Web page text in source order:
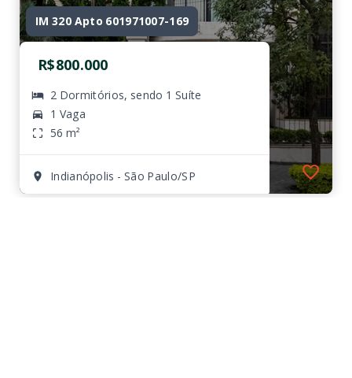
IM 320 Apto 601971007-169
R$800.000
2 Dormitórios, sendo 1 Suíte
1 Vaga
56 m²
Indianópolis - São Paulo/SP